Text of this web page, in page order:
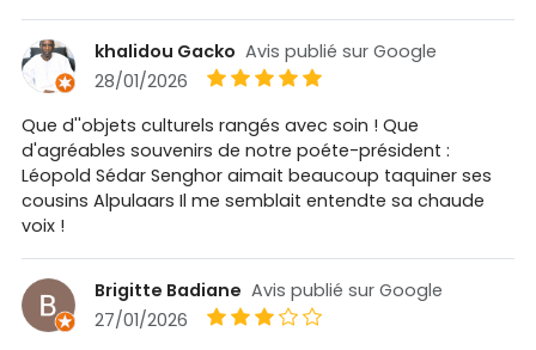
khalidou Gacko Avis publié sur Google
28/01/2026
Que d''objets culturels rangés avec soin ! Que
d'agréables souvenirs de notre poéte-président :
Léopold Sédar Senghor aimait beaucoup taquiner ses
cousins Alpulaars Il me semblait entendte sa chaude
voix !
Brigitte Badiane Avis publié sur Google
27/01/2026